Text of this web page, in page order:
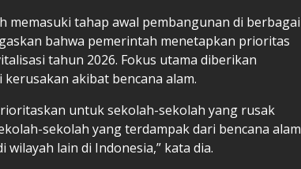
memasuki tahap awal pembangunan di berbagai
bahwa pemerintah menetapkan prioritas
tahun 2026. Fokus utama diberikan
akibat bencana alam.
untuk sekolah-sekolah yang rusak
sekolah yang terdampak dari bencana alam
lain di Indonesia,” kata dia.